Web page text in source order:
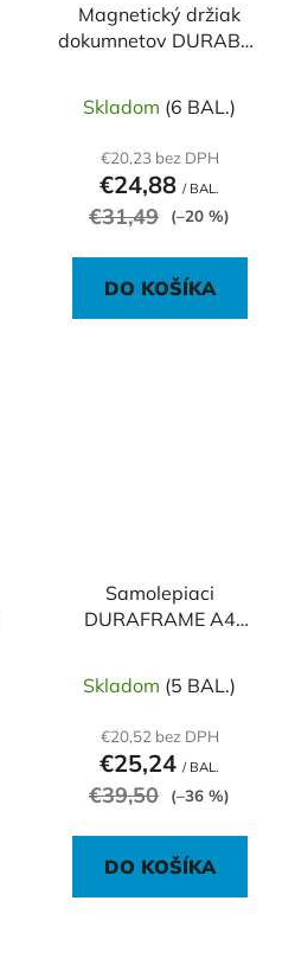
Magnetický držiak
dokumnetov DURABLE
Skladom (6 BAL.)
€20,23 bez DPH
€24,88 / BAL.
€31,49 (–20 %)
DO KOŠÍKA
Samolepiaci
DURAFRAME A4
Skladom (5 BAL.)
€20,52 bez DPH
€25,24 / BAL.
€39,50 (–36 %)
DO KOŠÍKA